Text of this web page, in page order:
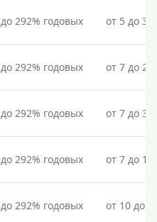
до 292% годовых от 5 до
до 292% годовых от 7 до
до 292% годовых от 7 до
до 292% годовых от 7 до
до 292% годовых от 10 до